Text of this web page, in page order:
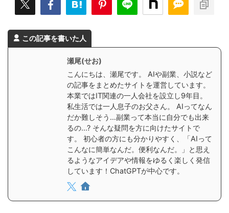
この記事を書いた人
瀬尾(せお)
こんにちは、瀬尾です。 AIや副業、小説など
の記事をまとめたサイトを運営しています。
本業ではIT関連の一人会社を設立し9年目。
私生活では一人息子のお父さん。 AIってなん
だか難しそう…副業って本当に自分でも出来
るの...? そんな疑問を方に向けたサイトで
す。 初心者の方にも分かりやすく、「AIって
こんなに簡単なんだ。便利なんだ。」と思え
るようなアイデアや情報をゆるく楽しく発信
しています！ChatGPTが中心です。